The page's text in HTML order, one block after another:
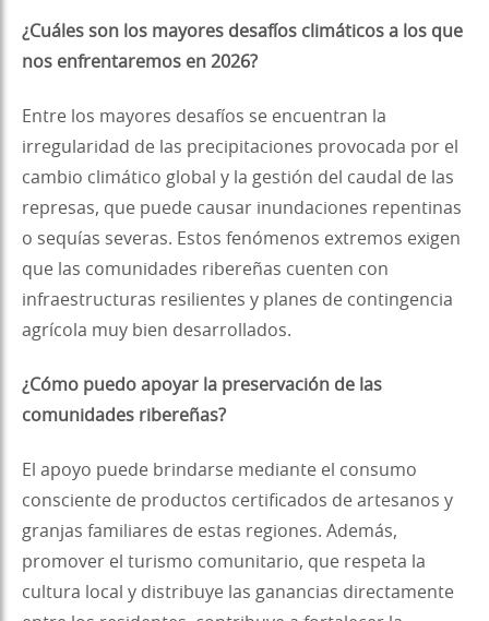
¿Cuáles son los mayores desafíos climáticos a los que
nos enfrentaremos en 2026?
Entre los mayores desafíos se encuentran la
irregularidad de las precipitaciones provocada por el
cambio climático global y la gestión del caudal de las
represas, que puede causar inundaciones repentinas
o sequías severas. Estos fenómenos extremos exigen
que las comunidades ribereñas cuenten con
infraestructuras resilientes y planes de contingencia
agrícola muy bien desarrollados.
¿Cómo puedo apoyar la preservación de las
comunidades ribereñas?
El apoyo puede brindarse mediante el consumo
consciente de productos certificados de artesanos y
granjas familiares de estas regiones. Además,
promover el turismo comunitario, que respeta la
cultura local y distribuye las ganancias directamente